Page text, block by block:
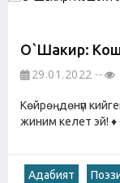
О`Шакир:
29.01.2022
Көйрөңдөнүп
жиним келет эй! ♦
Адабият